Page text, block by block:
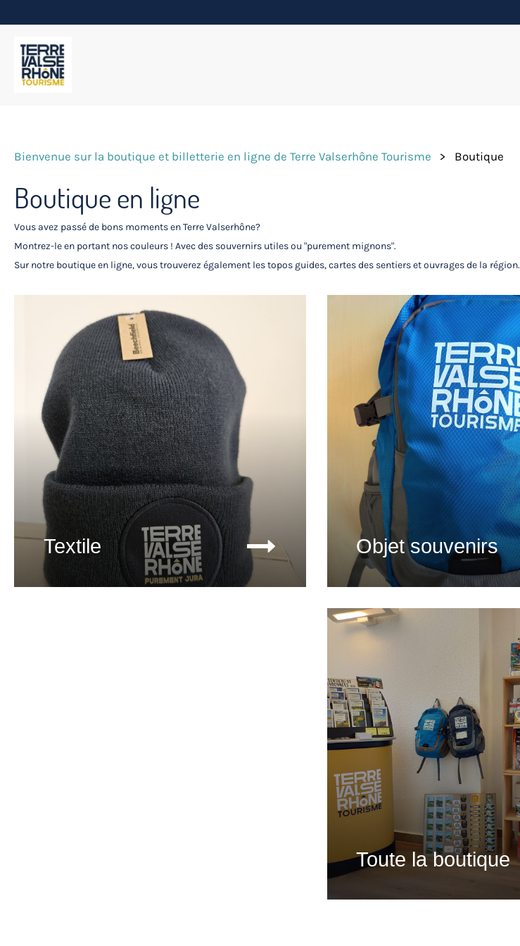
Bienvenue sur la boutique et billetterie en ligne de Terre Valserhône Tourisme > Boutique
Boutique en ligne
Vous avez passé de bons moments en Terre Valserhône?
Montrez-le en portant nos couleurs ! Avec des souvernirs utiles ou "purement mignons".
Sur notre boutique en ligne, vous trouverez également les topos guides, cartes des sentiers et ouvrages de la région.
Textile Objet souvenirs
Toute la boutique